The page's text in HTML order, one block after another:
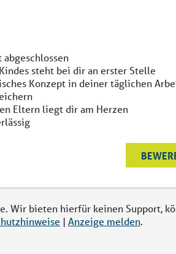
abgeschlossen
steht bei dir an erster Stelle
Konzept in deiner täglichen
Eltern liegt dir am Herzen
Wir bieten hierfür keinen Support,
| Anzeige melden.